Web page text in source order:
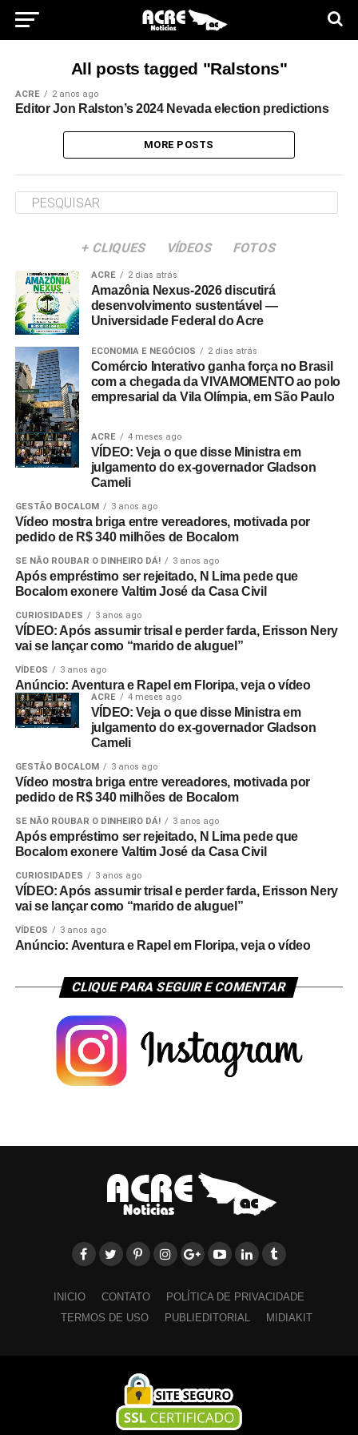
All posts tagged "Ralstons"
ACRE 2 anos ago
Editor Jon Ralston’s 2024 Nevada election predictions
MORE POSTS
+ CLIQUES VÍDEOS FOTOS
ACRE 2 dias atrás
Amazônia Nexus-2026 discutirá
desenvolvimento sustentável —
Universidade Federal do Acre
ECONOMIA E NEGÓCIOS 2 dias atrás
Comércio Interativo ganha força no Brasil
com a chegada da VIVAMOMENTO ao polo
empresarial da Vila Olímpia, em São Paulo
ACRE 4 meses ago
VÍDEO: Veja o que disse Ministra em
julgamento do ex-governador Gladson
Cameli
GESTÃO BOCALOM 3 anos ago
Vídeo mostra briga entre vereadores, motivada por
pedido de R$ 340 milhões de Bocalom
SE NÃO ROUBAR O DINHEIRO DÁ! 3 anos ago
Após empréstimo ser rejeitado, N Lima pede que
Bocalom exonere Valtim José da Casa Civil
CURIOSIDADES 3 anos ago
VÍDEO: Após assumir trisal e perder farda, Erisson Nery
vai se lançar como “marido de aluguel”
VÍDEOS 3 anos ago
Anúncio: Aventura e Rapel em Floripa, veja o vídeo
ACRE 4 meses ago
VÍDEO: Veja o que disse Ministra em
julgamento do ex-governador Gladson
Cameli
GESTÃO BOCALOM 3 anos ago
Vídeo mostra briga entre vereadores, motivada por
pedido de R$ 340 milhões de Bocalom
SE NÃO ROUBAR O DINHEIRO DÁ! 3 anos ago
Após empréstimo ser rejeitado, N Lima pede que
Bocalom exonere Valtim José da Casa Civil
CURIOSIDADES 3 anos ago
VÍDEO: Após assumir trisal e perder farda, Erisson Nery
vai se lançar como “marido de aluguel”
VÍDEOS 3 anos ago
Anúncio: Aventura e Rapel em Floripa, veja o vídeo
CLIQUE PARA SEGUIR E COMENTAR
INICIO CONTATO
POLÍTICA DE PRIVACIDADE
TERMOS DE USO
PUBLIEDITORIAL MIDIAKIT